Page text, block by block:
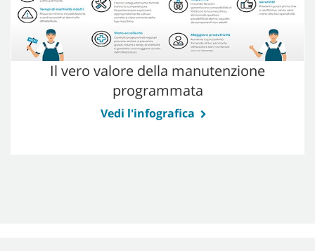
Il vero valore della manutenzione
programmata
Vedi l'infografica